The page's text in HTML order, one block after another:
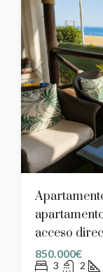
acceso
850.000€
3 2